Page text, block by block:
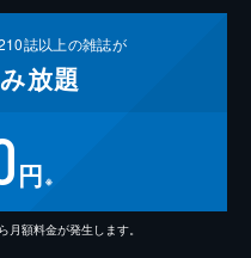
誌以上の雑誌が
放題
円 ※
額料金が発生します。